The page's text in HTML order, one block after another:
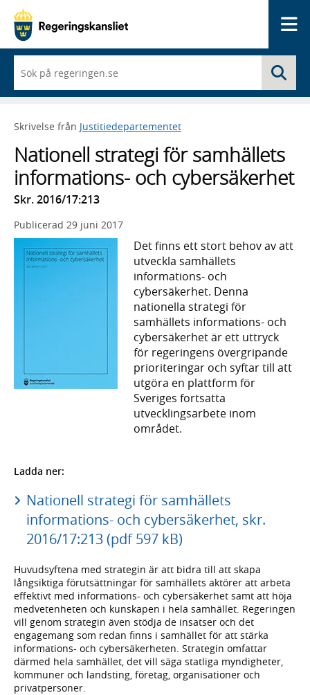
du
börjar
skriva
framträder
lista
med
sökförslag
Skrivelse från Justitiedepartementet
Nationell strategi för samhällets
informations- och cybersäkerhet
Skr. 2016/17:213
Publicerad 29 juni 2017
Det finns ett stort behov av att
utveckla samhällets
informations- och
cybersäkerhet. Denna
nationella strategi för
samhällets informations- och
cybersäkerhet är ett uttryck
för regeringens övergripande
prioriteringar och syftar till att
utgöra en plattform för
Sveriges fortsatta
utvecklingsarbete inom
området.
Ladda ner:
Nationell strategi för samhällets
informations- och cybersäkerhet, skr.
2016/17:213 (pdf 597 kB)
Huvudsyftena med strategin är att bidra till att skapa
långsiktiga förutsättningar för samhällets aktörer att arbeta
effektivt med informations- och cybersäkerhet samt att höja
medvetenheten och kunskapen i hela samhället. Regeringen
vill genom strategin även stödja de insatser och det
engagemang som redan finns i samhället för att stärka
informations- och cybersäkerheten. Strategin omfattar
därmed hela samhället, det vill säga statliga myndigheter,
kommuner och landsting, företag, organisationer och
privatpersoner.